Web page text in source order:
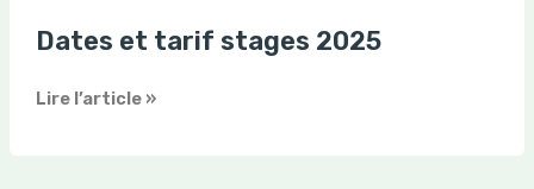
Dates et tarif stages 2025
Lire l’article »